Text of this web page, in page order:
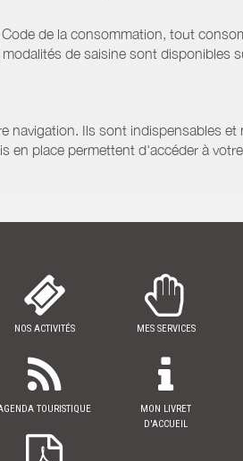
de la consommation, tout
de saisine sont disponibles
Ils sont indispensables
en place permettent d'accéder à
NOS ACTIVITÉS MES SERVICES
TOURISTIQUE
MON LIVRET
D'ACCUEIL